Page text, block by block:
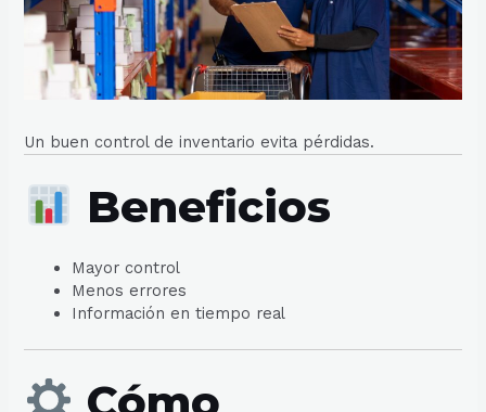
Un buen control de inventario evita pérdidas.
Beneficios
Mayor control
Menos errores
Información en tiempo real